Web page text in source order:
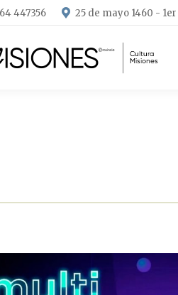
447356 25 de mayo 1460 -